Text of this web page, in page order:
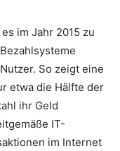
im Jahr 2015 zu
So zeigt eine
etwa die Hälfte der
ihr Geld
IT-
im Internet